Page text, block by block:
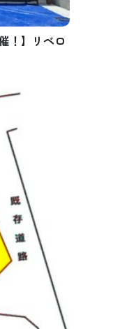
！】リベロ